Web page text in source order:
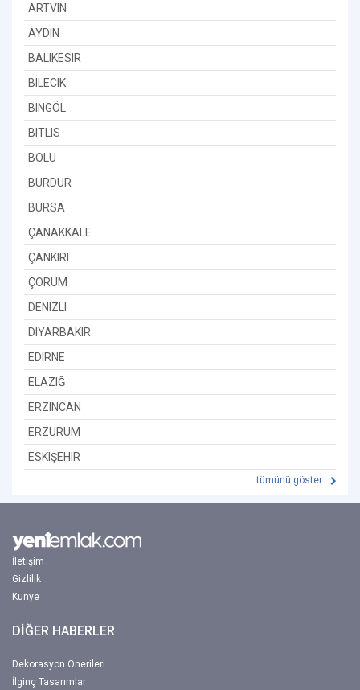
ARTVIN
AYDIN
BALIKESIR
BILECIK
BINGÖL
BITLIS
BOLU
BURDUR
BURSA
ÇANAKKALE
ÇANKIRI
ÇORUM
DENIZLI
DIYARBAKIR
EDIRNE
ELAZIĞ
ERZINCAN
ERZURUM
ESKIŞEHIR
tümünü göster
İletişim
Gizlilik
Künye
DİĞER HABERLER
Dekorasyon Önerileri
İlginç Tasarımlar